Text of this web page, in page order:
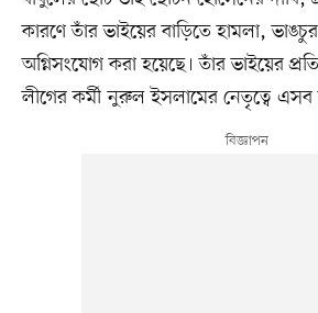
কারণে তাঁর ভাইয়ের বাড়িতে হামলা,
অগ্নিসংযোগ করা হয়েছে। তাঁর ভাইয়ের
লীগের কর্মী নুরুল ইসলামের নেতৃত্বে এসব